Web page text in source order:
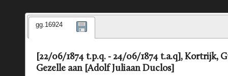
gg.16924
[22/06/1874 t.p.q. - 24/06/1874 t.a.q], Kortrijk,
Gezelle aan [Adolf Juliaan Duclos]